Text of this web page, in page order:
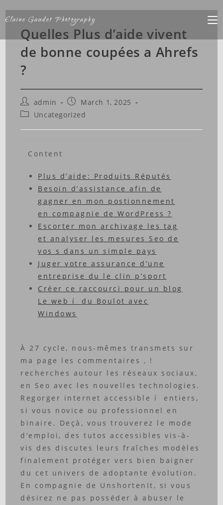
Elaine Gaudet Photography
Quelles Plus d’aide vivent
de bonne coupées a Ahrefs
?
admin
March 1, 2025
Uncategorized
Content
Plus d’aide: Produits Réputés
Besoin d’assistance afin de
gagner en mon postionnement
en compagnie de WordPress ?
Escorter mon archivage les tag
et analyser les mesures Seo de
vos s dans un simple pays
Juger votre assurance d’une
entreprise du le clin p’sport
Créer ce raccourci pour un blog
Le web í du Boulot avec
Windows
À 27 cycle, nous-mêmes transmets sur
ma page les commentaires , !
recherches autour les réseaux sociaux,
en Seo avec les nouvelles technologies.
Regorger internet accessible í entiers,
si vous novice ou professionnel en
binaire. Deçà, vous trouverez le mode
d’emploi, des tutos accessibles vis-à-
vis des discutes leurs fraîches modèles
finalement protéger vers bien baigner
du cet univers de adoptante évolution.
En compagnie de UnshortenIt, si vous
désirez ne pas posséder à abuser le